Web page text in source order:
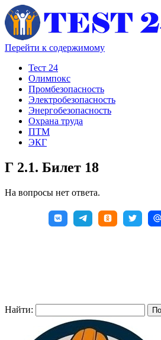
Перейти к содержимому
Тест 24
Олимпокс
Промбезопасность
Электробезопасность
Энергобезопасность
Охрана труда
ПТМ
ЭКГ
Г 2.1. Билет 18
На вопросы нет ответа.
Найти: